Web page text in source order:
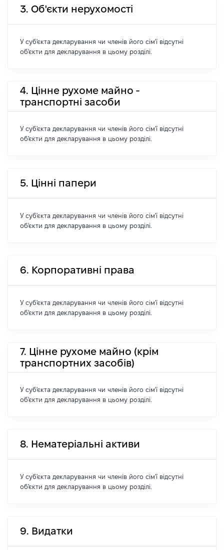
3. Об'єкти нерухомості
У суб'єкта декларування чи членів його сім'ї відсутні
об'єкти для декларування в цьому розділі.
4. Цінне рухоме майно -
транспортні засоби
У суб'єкта декларування чи членів його сім'ї відсутні
об'єкти для декларування в цьому розділі.
5. Цінні папери
У суб'єкта декларування чи членів його сім'ї відсутні
об'єкти для декларування в цьому розділі.
6. Корпоративні права
У суб'єкта декларування чи членів його сім'ї відсутні
об'єкти для декларування в цьому розділі.
7. Цінне рухоме майно (крім
транспортних засобів)
У суб'єкта декларування чи членів його сім'ї відсутні
об'єкти для декларування в цьому розділі.
8. Нематеріальні активи
У суб'єкта декларування чи членів його сім'ї відсутні
об'єкти для декларування в цьому розділі.
9. Видатки